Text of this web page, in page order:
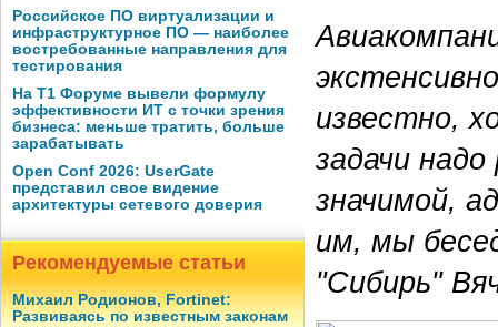
Российское ПО виртуализации и
инфраструктурное ПО — наиболее
востребованные направления для
тестирования
На Т1 Форуме вывели формулу
эффективности ИТ с точки зрения
бизнеса: меньше тратить, больше
зарабатывать
Open Conf 2026: UserGate
представил свое видение
архитектуры сетевого доверия
Рекомендуемые статьи
Михаил Родионов, Fortinet:
Развиваясь по известным законам
известно,
задачи
значимой,
им, мы
"Сибирь"